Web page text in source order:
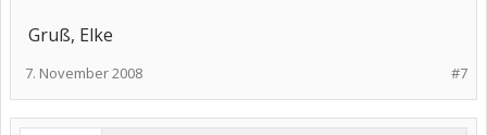
Gruß, Elke
#7
7. November 2008